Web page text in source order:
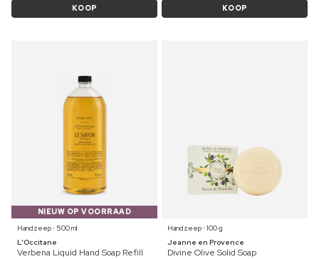
KOOP KOOP
NIEUW OP VOORRAAD
Handzeep ⋅ 500 ml
L'Occitane
Verbena Liquid Hand Soap Refill
Handzeep ⋅ 100 g
Jeanne en Provence
Divine Olive Solid Soap